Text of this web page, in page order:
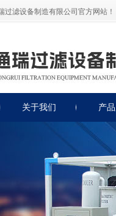
过滤设备制造有限公司官方网站！
关于我们
公司展示
联系我们
产
绝缘油
润滑
透平
燃油